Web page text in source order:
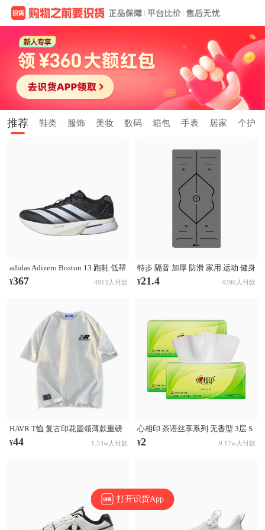
推荐 鞋类 服饰 美妆 数码 箱包 手表 居家 个护
adidas Adizero Boston 13 跑鞋 低帮
系带防滑耐磨透气玻纤柱竞训支撑
¥367 4913人付款
特步 隔音 加厚 防滑 家用 运动 健身
跳操 TPE 方形 瑜伽垫 AJA001 浅灰
¥21.4 4390人付款
HAVR T恤 复古印花圆领薄款重磅
纯棉短袖T恤 21A2201T923 白花灰
¥44 1.53w人付款
心相印 茶语丝享系列 无香型 3层 S
码 132×190mm 抽纸
¥2 9.17w人付款
打开识货App